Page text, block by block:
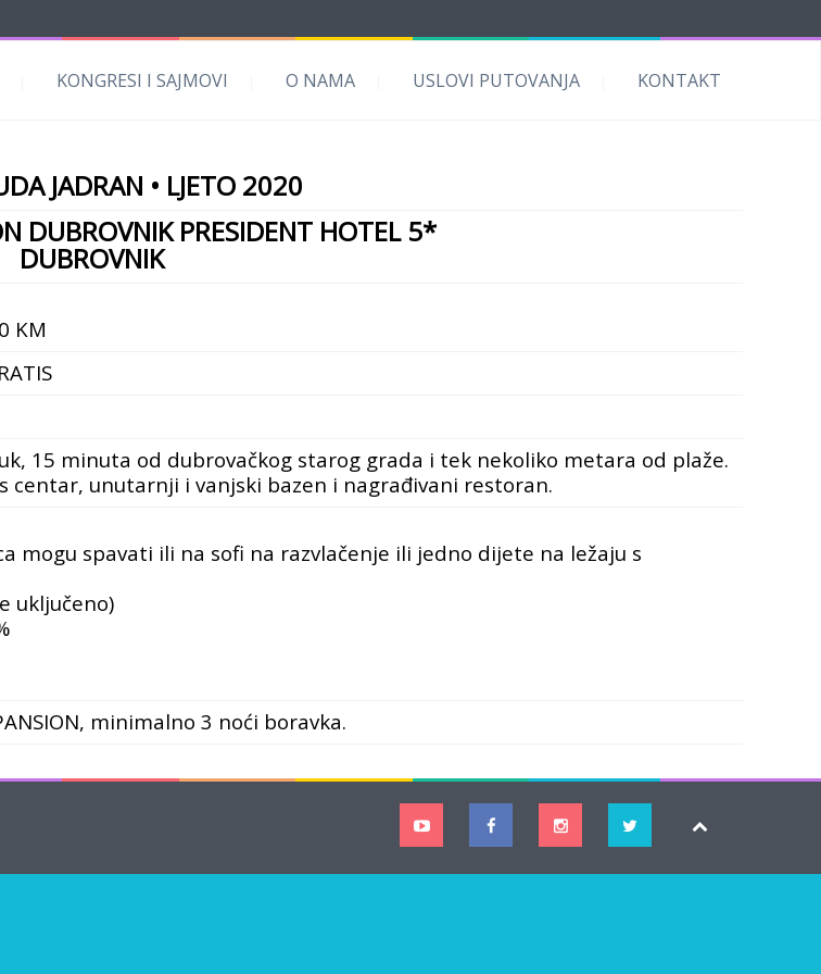
KONGRESI I SAJMOVI O NAMA USLOVI PUTOVANJA KONTAKT
JADRAN • LJETO 2020
DUBROVNIK PRESIDENT HOTEL 5*
DUBROVNIK
KM
15 minuta od dubrovačkog starog grada i tek nekoliko metara od plaže.
centar, unutarnji i vanjski bazen i nagrađivani restoran.
mogu spavati ili na sofi na razvlačenje ili jedno dijete na ležaju s
uključeno)
minimalno 3 noći boravka.